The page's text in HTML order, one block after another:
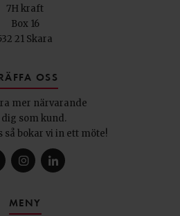
7H kraft
Box 16
21 Skara
OSS
mer närvarande
dig som kund.
så bokar vi in ett möte!
MENY